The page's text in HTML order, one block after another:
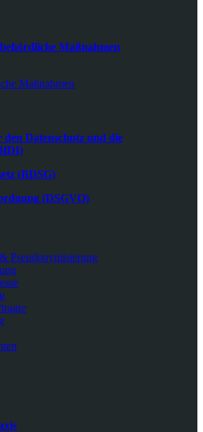
Maßnahmen
Maßnahmen
Datenschutz und die
(BDSG)
(DSGVO)
Pseudonymisierung